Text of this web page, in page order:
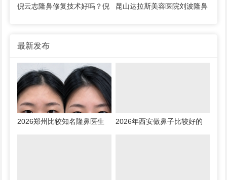
倪云志隆鼻修复技术好吗？倪
昆山达拉斯美容医院刘波隆鼻
最新发布
2026郑州比较知名隆鼻医生
2026年西安做鼻子比较好的